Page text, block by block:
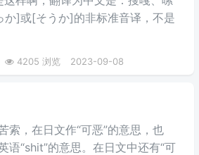
か]或[そうか]的非标准音译，不是
4205 浏览 2023-09-08
索，在日文作“可恶”的意思，也
语“shit”的意思。在日文中还有“可